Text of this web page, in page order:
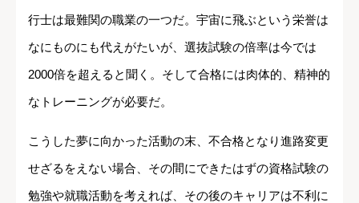
行士は最難関の職業の一つだ。宇宙に飛ぶという栄誉は
なにものにも代えがたいが、選抜試験の倍率は今では
2000倍を超えると聞く。そして合格には肉体的、精神的
なトレーニングが必要だ。
こうした夢に向かった活動の末、不合格となり進路変更
せざるをえない場合、その間にできたはずの資格試験の
勉強や就職活動を考えれば、その後のキャリアは不利に